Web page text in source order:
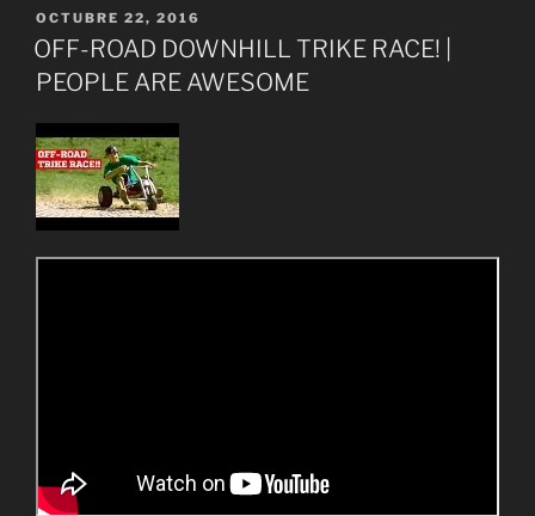
PUBLICADO
EL
OCTUBRE 22, 2016
OFF-ROAD DOWNHILL TRIKE RACE! |
PEOPLE ARE AWESOME